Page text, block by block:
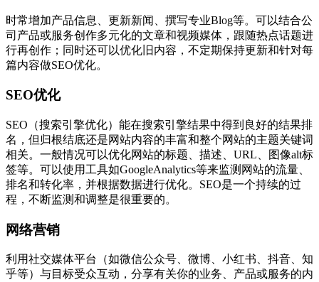
时常增加产品信息、更新新闻、撰写专业Blog等。可以结合公
司产品或服务创作多元化的文章和视频媒体，跟随热点话题进
行再创作；同时还可以优化旧内容，不定期保持更新和针对每
篇内容做SEO优化。
SEO优化
SEO（搜索引擎优化）能在搜索引擎结果中得到良好的结果排
名，但归根结底还是网站内容的丰富和整个网站的主题关键词
相关。一般情况可以优化网站的标题、描述、URL、图像alt标
签等。可以使用工具如GoogleAnalytics等来监测网站的流量、
排名和转化率，并根据数据进行优化。SEO是一个持续的过
程，不断监测和调整是很重要的。
网络营销
利用社交媒体平台（如微信公众号、微博、小红书、抖音、知
乎等）与目标受众互动，分享有关你的业务、产品或服务的内